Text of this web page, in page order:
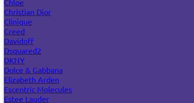
Chloe
Christian Dior
Clinique
Creed
Davidoff
Dsquared2
DKNY
Dolce & Gabbana
Elizabeth Arden
Escentric Molecules
Estee Lauder